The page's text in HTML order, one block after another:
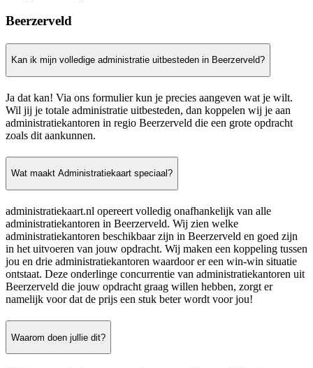
Beerzerveld
Kan ik mijn volledige administratie uitbesteden in Beerzerveld?
Ja dat kan! Via ons formulier kun je precies aangeven wat je wilt.
Wil jij je totale administratie uitbesteden, dan koppelen wij je aan
administratiekantoren in regio Beerzerveld die een grote opdracht
zoals dit aankunnen.
Wat maakt Administratiekaart speciaal?
administratiekaart.nl opereert volledig onafhankelijk van alle
administratiekantoren in Beerzerveld. Wij zien welke
administratiekantoren beschikbaar zijn in Beerzerveld en goed zijn
in het uitvoeren van jouw opdracht. Wij maken een koppeling tussen
jou en drie administratiekantoren waardoor er een win-win situatie
ontstaat. Deze onderlinge concurrentie van administratiekantoren uit
Beerzerveld die jouw opdracht graag willen hebben, zorgt er
namelijk voor dat de prijs een stuk beter wordt voor jou!
Waarom doen jullie dit?